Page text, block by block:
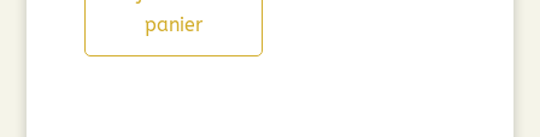
panier